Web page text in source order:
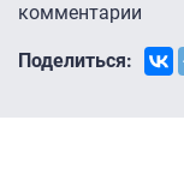
комментарии
Поделиться: